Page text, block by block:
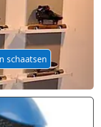
schaatsen